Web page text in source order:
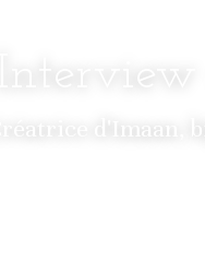
Créatrice d'Imaan,